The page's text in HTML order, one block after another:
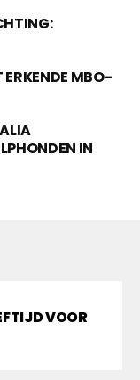
MBO-
IN
VOOR